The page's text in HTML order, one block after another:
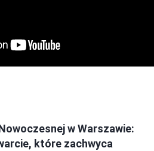
w Warszawie:
które zachwyca